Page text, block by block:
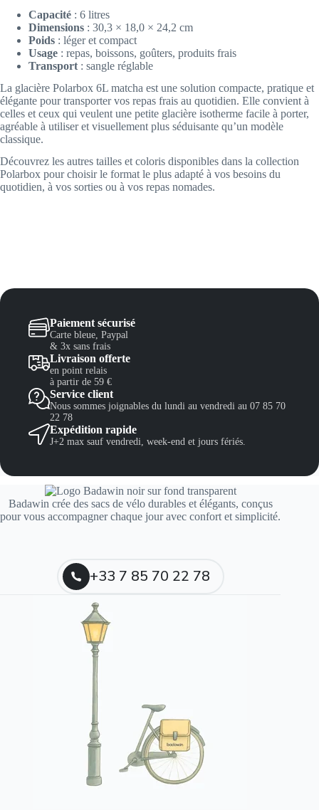
Capacité : 6 litres
Dimensions : 30,3 × 18,0 × 24,2 cm
Poids : léger et compact
Usage : repas, boissons, goûters, produits frais
Transport : sangle réglable
La glacière Polarbox 6L matcha est une solution compacte, pratique et
élégante pour transporter vos repas frais au quotidien. Elle convient à
celles et ceux qui veulent une petite glacière isotherme facile à porter,
agréable à utiliser et visuellement plus séduisante qu’un modèle
classique.
Découvrez les autres tailles et coloris disponibles dans la collection
Polarbox pour choisir le format le plus adapté à vos besoins du
quotidien, à vos sorties ou à vos repas nomades.
Paiement sécurisé
Carte bleue, Paypal
& 3x sans frais
Livraison offerte
en point relais
à partir de 59 €
Service client
Nous sommes joignables du lundi au vendredi au 07 85 70
22 78
Expédition rapide
J+2 max sauf vendredi, week-end et jours fériés.
Badawin crée des sacs de vélo durables et élégants, conçus
pour vous accompagner chaque jour avec confort et simplicité.
+33 7 85 70 22 78